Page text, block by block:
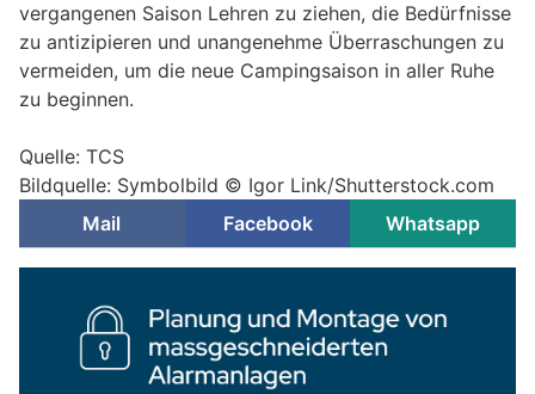
vergangenen Saison Lehren zu ziehen, die Bedürfnisse
zu antizipieren und unangenehme Überraschungen zu
vermeiden, um die neue Campingsaison in aller Ruhe
zu beginnen.
Quelle: TCS
Bildquelle: Symbolbild © Igor Link/Shutterstock.com
Mail
Facebook Whatsapp